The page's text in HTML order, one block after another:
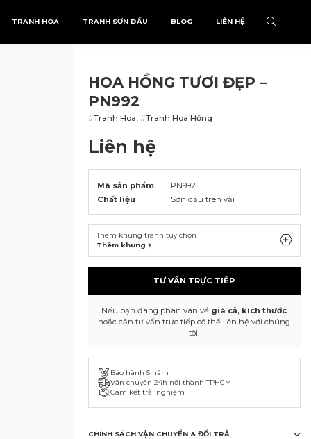
TRANH HOA TRANH SƠN DẦU BLOG LIÊN HỆ
HOA HỒNG TƯƠI ĐẸP –
PN992
#Tranh Hoa, #Tranh Hoa Hồng
Liên hệ
Mã sản phẩm
PN992
Chất liệu
Sơn dầu trên vải
Thêm khung tranh tùy chọn
Thêm khung +
TƯ VẤN TRỰC TIẾP
Nếu bạn đang phân vân về giá cả, kích thước
hoặc cần tư vấn trực tiếp có thể liên hệ với chúng
tôi.
Bảo hành 5 năm
Vận chuyển 24h nội thành TPHCM
Cam kết trải nghiệm
CHÍNH SÁCH VẬN CHUYỂN & ĐỔI TRẢ